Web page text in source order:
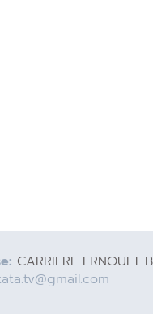
CARRIERE ERNOULT